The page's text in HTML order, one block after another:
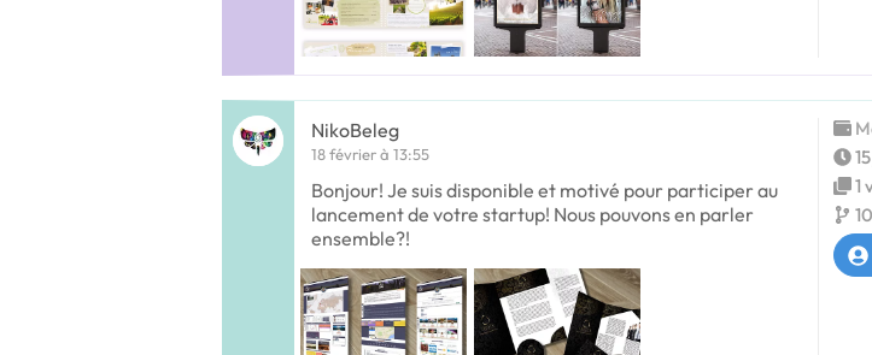
NikoBeleg
18 février à 13:55
Bonjour! Je suis disponible et motivé pour participer au
lancement de votre startup! Nous pouvons en parler
ensemble?!
1